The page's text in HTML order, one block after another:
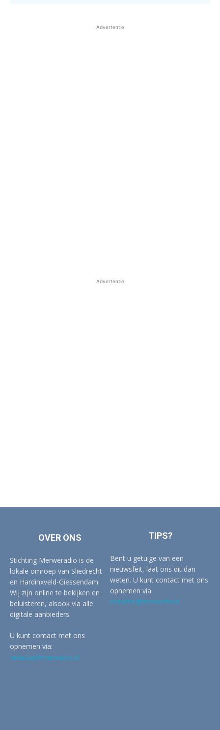
Advertentie
Advertentie
OVER ONS
Stichting Merweradio is de
lokale omroep van Sliedrecht
en Hardinxveld-Giessendam.
Wij zijn online te bekijken en
beluisteren, alsook via alle
digitale aanbieders.
U kunt contact met ons
opnemen via:
redactie@merwertv.nl
TIPS?
Bent u getuige van een
nieuwsfeit, laat ons dit dan
weten. U kunt contact met ons
opnemen via:
redactie@merwertv.nl